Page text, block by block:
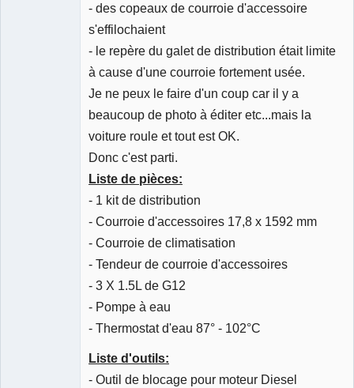
- des copeaux de courroie d'accessoire
s'effilochaient
- le repère du galet de distribution était limite
à cause d'une courroie fortement usée.
Je ne peux le faire d'un coup car il y a
beaucoup de photo à éditer etc...mais la
voiture roule et tout est OK.
Donc c'est parti.
Liste de pièces:
- 1 kit de distribution
- Courroie d'accessoires 17,8 x 1592 mm
- Courroie de climatisation
- Tendeur de courroie d'accessoires
- 3 X 1.5L de G12
- Pompe à eau
- Thermostat d'eau 87° - 102°C
Liste d'outils:
- Outil de blocage pour moteur Diesel